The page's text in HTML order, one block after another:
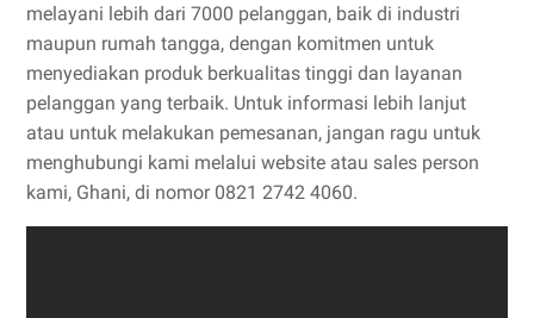
melayani lebih dari 7000 pelanggan, baik di industri
maupun rumah tangga, dengan komitmen untuk
menyediakan produk berkualitas tinggi dan layanan
pelanggan yang terbaik. Untuk informasi lebih lanjut
atau untuk melakukan pemesanan, jangan ragu untuk
menghubungi kami melalui website atau sales person
kami, Ghani, di nomor 0821 2742 4060.